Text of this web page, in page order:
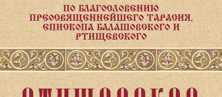
ПО БЛАГОСЛОВЕНИЮ
ПРЕОСВЯЩЕННЕЙШЕГО ТАРАСИЯ,
ЕПИСКОПА БАЛАШОВСКОГО И
РТИЩЕВСКОГО